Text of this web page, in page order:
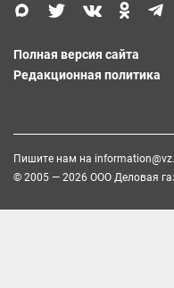
Полная версия сайта
Редакционная политика
Пишите нам на
© 2005 — 2026 ООО Деловая